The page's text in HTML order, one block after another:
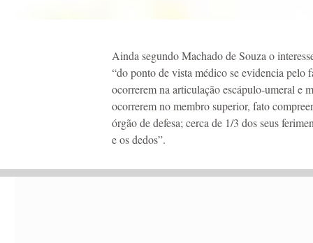
Ainda segundo Machado de Souza o
“do ponto de vista médico se evidencia pelo
ocorrerem na articulação escápulo-umeral e
ocorrerem no membro superior, fato
órgão de defesa; cerca de 1/3 dos seus
e os dedos”.